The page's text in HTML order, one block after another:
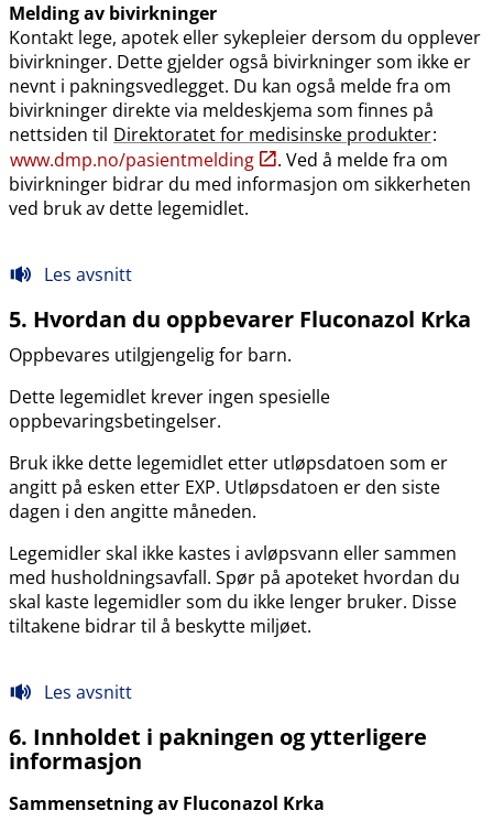
Melding av bivirkninger
Kontakt lege, apotek eller sykepleier dersom du opplever
bivirkninger. Dette gjelder også bivirkninger som ikke er
nevnt i pakningsvedlegget. Du kan også melde fra om
bivirkninger direkte via meldeskjema som finnes på
nettsiden til Direktoratet for medisinske produkter:
www.dmp.no​/​pasientmelding
. Ved å melde fra om
bivirkninger bidrar du med informasjon om sikkerheten
ved bruk av dette legemidlet.
Les avsnitt
5. Hvordan du oppbevarer Fluconazol Krka
Oppbevares utilgjengelig for barn.
Dette legemidlet krever ingen spesielle
oppbevaringsbetingelser.
Bruk ikke dette legemidlet etter utløpsdatoen som er
angitt på esken etter EXP. Utløpsdatoen er den siste
dagen i den angitte måneden.
Legemidler skal ikke kastes i avløpsvann eller sammen
med husholdningsavfall. Spør på apoteket hvordan du
skal kaste legemidler som du ikke lenger bruker. Disse
tiltakene bidrar til å beskytte miljøet.
Les avsnitt
6. Innholdet i pakningen og ytterligere
informasjon
Sammensetning av Fluconazol Krka